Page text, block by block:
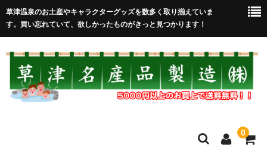
草津温泉のお土産やキャラクターグッズを数多く取り揃えていま
す。買い忘れていて、欲しかったものがきっと見つかります！
0